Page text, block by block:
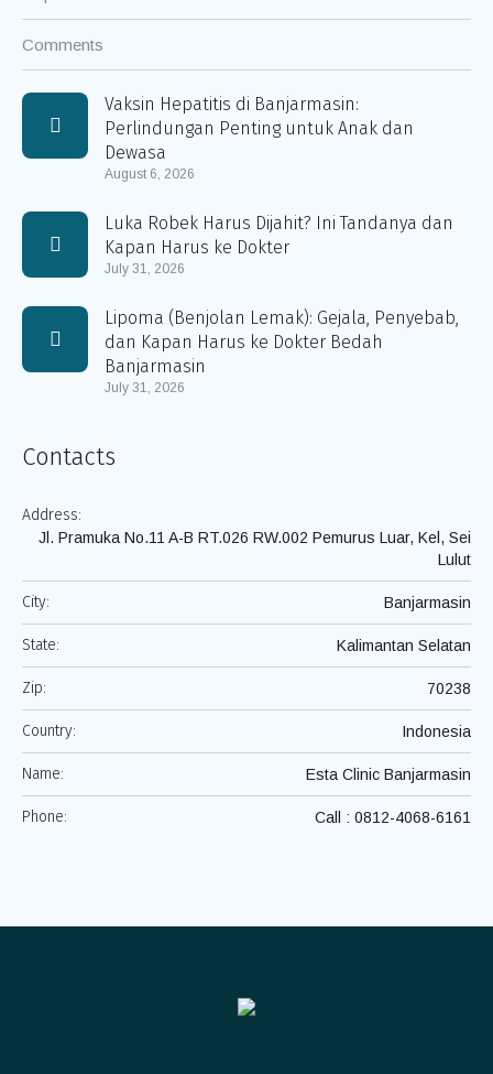
Comments
Vaksin Hepatitis di Banjarmasin:
Perlindungan Penting untuk Anak dan
Dewasa
August 6, 2026
Luka Robek Harus Dijahit? Ini Tandanya dan
Kapan Harus ke Dokter
July 31, 2026
Lipoma (Benjolan Lemak): Gejala, Penyebab,
dan Kapan Harus ke Dokter Bedah
Banjarmasin
July 31, 2026
Contacts
Address:
Jl. Pramuka No.11 A-B RT.026 RW.002 Pemurus Luar, Kel, Sei
Lulut
City: Banjarmasin
State: Kalimantan Selatan
Zip: 70238
Country: Indonesia
Name: Esta Clinic Banjarmasin
Phone: Call : 0812-4068-6161